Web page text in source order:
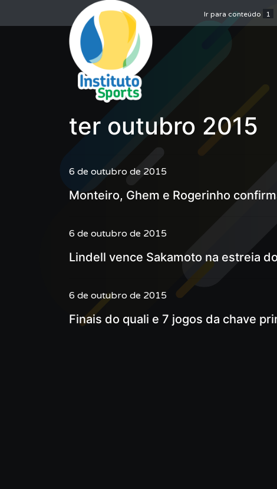
Ir para conteúdo 1
ter outubro 2015
6 de outubro de 2015
Monteiro, Ghem e Rogerinho
6 de outubro de 2015
Lindell vence Sakamoto na estreia
6 de outubro de 2015
Finais do quali e 7 jogos da chave